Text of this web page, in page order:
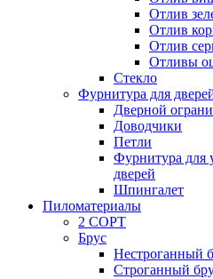
Отлив
Отлив
Отлив
Отливы
Стекло
Фурнитура для
Дверной
Доводчики
Петли
Фурнитура для
дверей
Шпингалет
Пиломатериалы
2 СОРТ
Брус
Нестроганный
Строганный